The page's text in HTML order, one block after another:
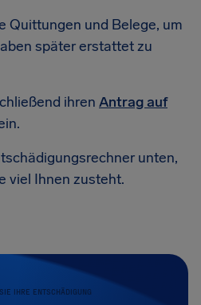
Quittungen und Belege, um
später erstattet zu
ihren Antrag auf
unten,
viel Ihnen zusteht.
IHRE ENTSCHÄDIGUNG